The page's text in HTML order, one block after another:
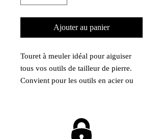
Ajouter au panier
Touret à meuler idéal pour aiguiser
tous vos outils de tailleur de pierre.
Convient pour les outils en acier ou